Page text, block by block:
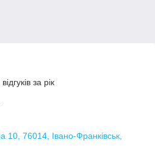
за рік
10, 76014, Івано-Франківськ,